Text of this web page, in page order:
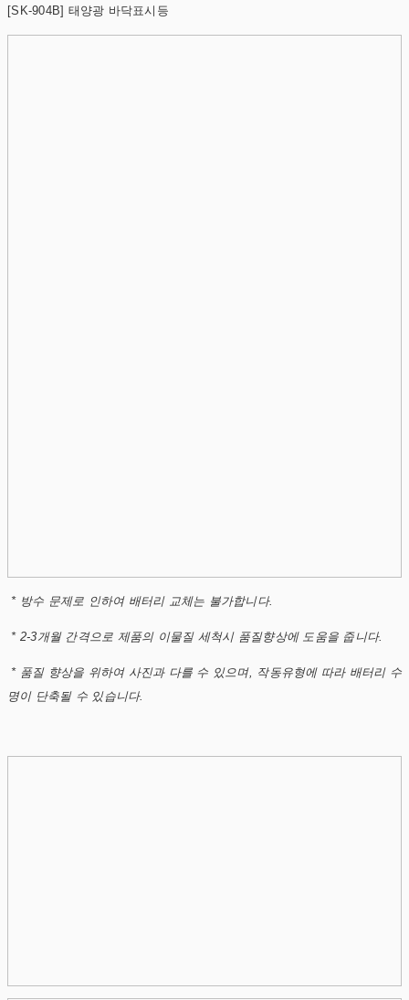
[SK-904B] 태양광 바닥표시등
* 방수 문제로 인하여 배터리 교체는 불가합니다.
* 2-3개월 간격으로 제품의 이물질 세척시 품질향상에 도움을 줍니다.
* 품질 향상을 위하여 사진과 다를 수 있으며, 작동유형에 따라 배터리 수
명이 단축될 수 있습니다.